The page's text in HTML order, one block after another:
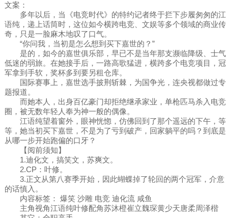
文案：
多年以后，当《电竞时代》的特约记者终于拦下步履匆匆的江
语纯，递上话筒时，这位如今横跨电竞、文娱等多个领域的商业传
奇，只是一脸麻木地叹了口气。
“你问我，当初是怎么想到买下嘉世的？”
是的，如今的嘉世俱乐部，早已不是当年那支濒临降级、士气
低迷的弱旅。在她接手后，一路高歌猛进，横跨多个电竞项目，冠
军拿到手软，奖杯多到要另租仓库。
国际赛事上，嘉世选手披荆斩棘，为国争光，连央视都做过专
题报道。
而她本人，出身百亿豪门却拒绝继承家业，单枪匹马杀入电竞
圈，被无数年轻人奉为神一般的偶像。
江语纯望着窗外，眼神恍惚，仿佛回到了那个遥远的下午，等
等，她当初买下嘉世，不是为了亏到破产，回家躺平的吗？到底是
从哪一步开始跑偏的口牙？
【阅前须知】
1.迪化文，搞笑文，苏爽文。
2.CP：叶修。
3.正文从第八赛季开始，因此蝴蝶掉了轮回的两个冠军，介意
的话慎入。
内容标签： 爆笑 沙雕 电竞 迪化流 咸鱼
主角视角江语纯叶修配角苏沐橙崔立魏琛黄少天唐柔周泽楷